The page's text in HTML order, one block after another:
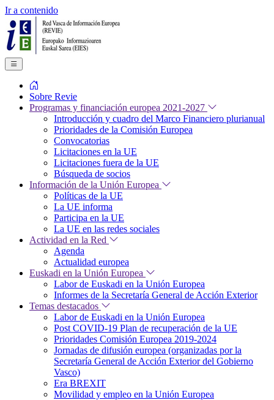
Ir a contenido
Sobre Revie
Programas y financiación europea 2021-2027
Introducción y cuadro del Marco Financiero plurianual
Prioridades de la Comisión Europea
Convocatorias
Licitaciones en la UE
Licitaciones fuera de la UE
Búsqueda de socios
Información de la Unión Europea
Políticas de la UE
La UE informa
Participa en la UE
La UE en las redes sociales
Actividad en la Red
Agenda
Actualidad europea
Euskadi en la Unión Europea
Labor de Euskadi en la Unión Europea
Informes de la Secretaría General de Acción Exterior
Temas destacados
Labor de Euskadi en la Unión Europea
Post COVID-19 Plan de recuperación de la UE
Prioridades Comisión Europea 2019-2024
Jornadas de difusión europea (organizadas por la
Secretaría General de Acción Exterior del Gobierno
Vasco)
Era BREXIT
Movilidad y empleo en la Unión Europea